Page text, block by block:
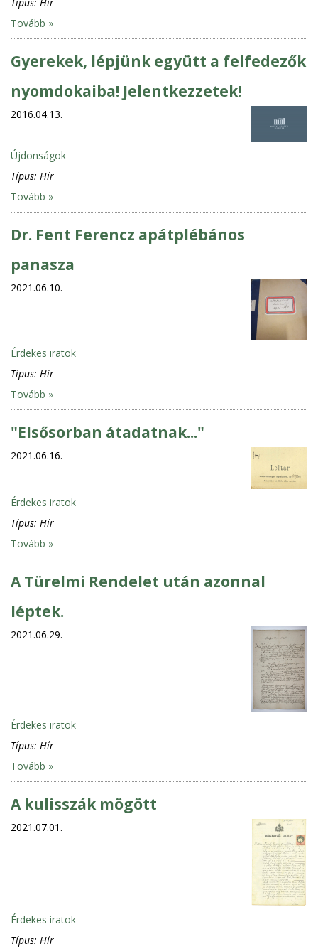
Tovább »
Gyerekek, lépjünk együtt a felfedezők
nyomdokaiba! Jelentkezzetek!
2016.04.13.
Újdonságok
Típus: Hír
Tovább »
Dr. Fent Ferencz apátplébános
panasza
2021.06.10.
Érdekes iratok
Típus: Hír
Tovább »
"Elsősorban átadatnak..."
2021.06.16.
Érdekes iratok
Típus: Hír
Tovább »
A Türelmi Rendelet után azonnal
léptek.
2021.06.29.
Érdekes iratok
Típus: Hír
Tovább »
A kulisszák mögött
2021.07.01.
Érdekes iratok
Típus: Hír